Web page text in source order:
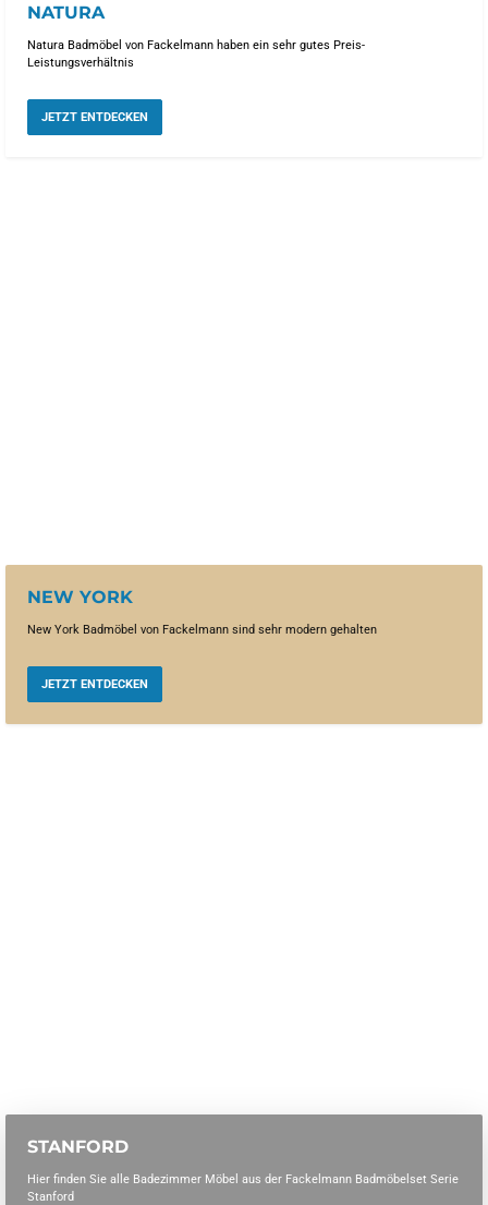
NATURA
Natura Badmöbel von Fackelmann haben ein sehr gutes Preis-
Leistungsverhältnis
JETZT ENTDECKEN
NEW YORK
New York Badmöbel von Fackelmann sind sehr modern gehalten
JETZT ENTDECKEN
STANFORD
Hier finden Sie alle Badezimmer Möbel aus der Fackelmann Badmöbelset Serie
Stanford